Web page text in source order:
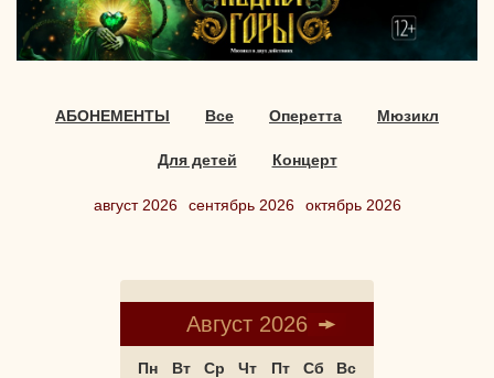
АБОНЕМЕНТЫ Все Оперетта Мюзикл
Для детей Концерт
август 2026 сентябрь 2026 октябрь 2026
Август 2026
Пн Вт Ср Чт Пт Сб
Вс